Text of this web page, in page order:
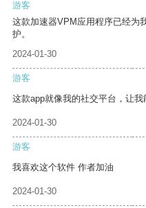
游客
这款加速器VPM应用程序已经为
护。
2024-01-30
游客
这款app就像我的社交平台，让我
2024-01-30
游客
我喜欢这个软件 作者加油
2024-01-30